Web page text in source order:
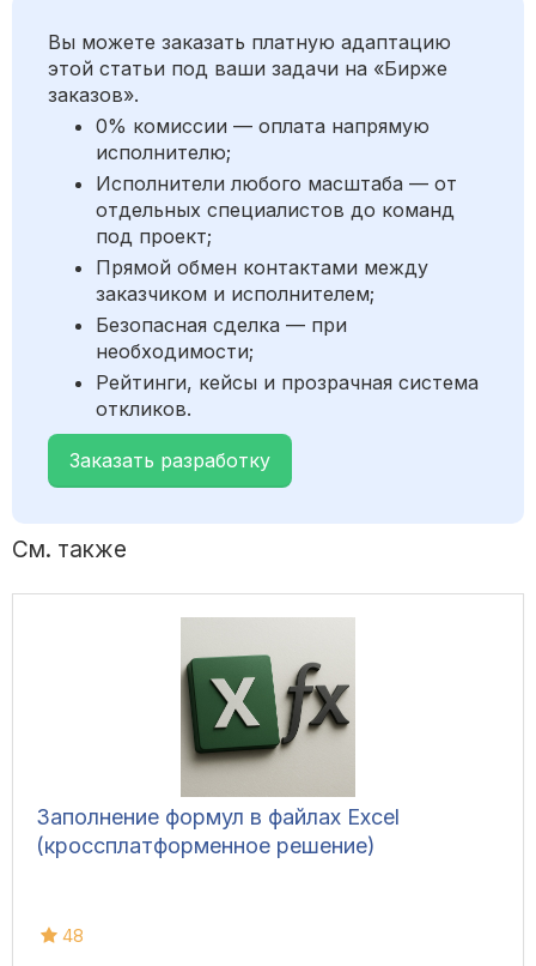
Вы можете заказать платную адаптацию
этой статьи под ваши задачи на «Бирже
заказов».
0% комиссии — оплата напрямую
исполнителю;
Исполнители любого масштаба — от
отдельных специалистов до команд
под проект;
Прямой обмен контактами между
заказчиком и исполнителем;
Безопасная сделка — при
необходимости;
Рейтинги, кейсы и прозрачная система
откликов.
Заказать разработку
См. также
Заполнение формул в файлах Excel
(кроссплатформенное решение)
48